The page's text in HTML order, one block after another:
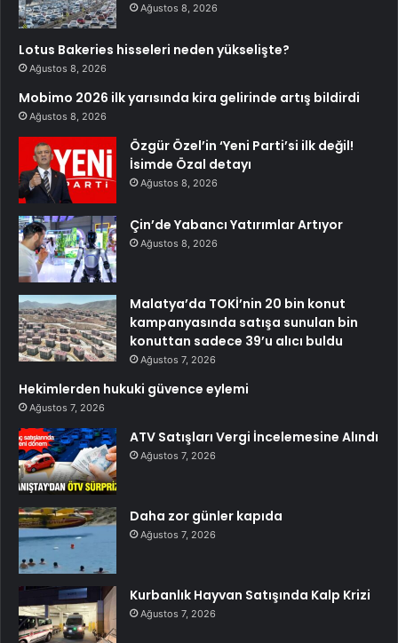
Ağustos 8, 2026
Lotus Bakeries hisseleri neden yükselişte?
Ağustos 8, 2026
Mobimo 2026 ilk yarısında kira gelirinde artış bildirdi
Ağustos 8, 2026
Özgür Özel’in ‘Yeni Parti’si ilk değil!
İsimde Özal detayı
Ağustos 8, 2026
Çin’de Yabancı Yatırımlar Artıyor
Ağustos 8, 2026
Malatya’da TOKİ’nin 20 bin konut
kampanyasında satışa sunulan bin
konuttan sadece 39’u alıcı buldu
Ağustos 7, 2026
Hekimlerden hukuki güvence eylemi
Ağustos 7, 2026
ATV Satışları Vergi İncelemesine Alındı
Ağustos 7, 2026
Daha zor günler kapıda
Ağustos 7, 2026
Kurbanlık Hayvan Satışında Kalp Krizi
Ağustos 7, 2026